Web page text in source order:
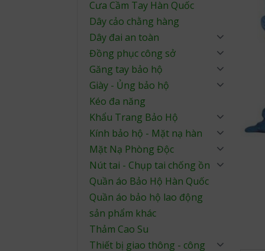
Cưa Cầm Tay Hàn Quốc
Dây cảo chằng hàng
Dây đai an toàn
Đồng phục công sở
Găng tay bảo hộ
Giày - Ủng bảo hộ
Kéo đa năng
Khẩu Trang Bảo Hộ
Kính bảo hộ - Mặt nạ hàn
Mặt Nạ Phòng Độc
Nút tai - Chụp tai chống ồn
Quần áo Bảo Hộ Hàn Quốc
Quần áo bảo hộ lao động
sản phẩm khác
Thảm Cao Su
Thiết bị giao thông - công